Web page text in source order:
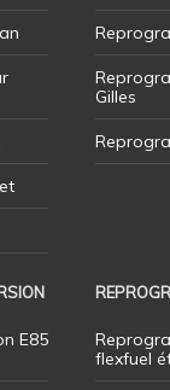
Gilles
E85
flexfuel